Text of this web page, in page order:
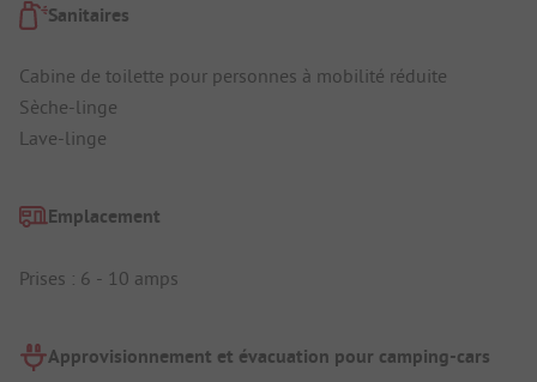
Sanitaires
Cabine de toilette pour personnes à mobilité réduite
Sèche-linge
Lave-linge
Emplacement
Prises : 6 - 10 amps
Approvisionnement et évacuation pour camping-cars